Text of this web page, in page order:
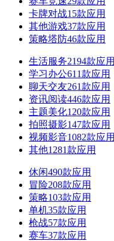
卡牌对战15款应用
其他游戏37款应用
策略塔防46款应用
生活服务2194款应用
学习办公611款应用
聊天交友261款应用
资讯阅读446款应用
主题美化120款应用
拍照摄影147款应用
视频影音1082款应用
其他1281款应用
休闲490款应用
冒险208款应用
策略103款应用
单机35款应用
枪战57款应用
赛车37款应用